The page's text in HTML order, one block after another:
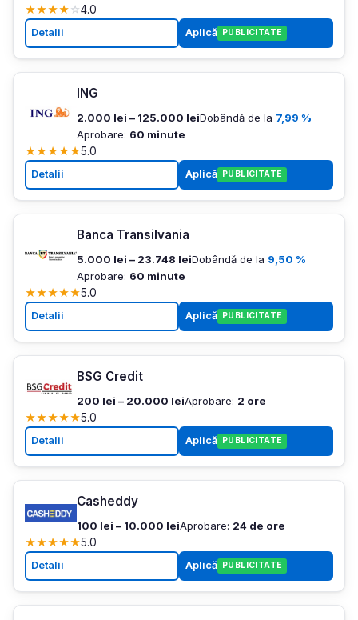
★★★★☆4.0
Detalii Aplică PUBLICITATE
ING
2.000 lei – 125.000 leiDobândă de la 7,99 %
Aprobare: 60 minute
★★★★★5.0
Detalii Aplică PUBLICITATE
Banca Transilvania
5.000 lei – 23.748 leiDobândă de la 9,50 %
Aprobare: 60 minute
★★★★★5.0
Detalii Aplică PUBLICITATE
BSG Credit
200 lei – 20.000 leiAprobare: 2 ore
★★★★★5.0
Detalii Aplică PUBLICITATE
Casheddy
100 lei – 10.000 leiAprobare: 24 de ore
★★★★★5.0
Detalii Aplică PUBLICITATE